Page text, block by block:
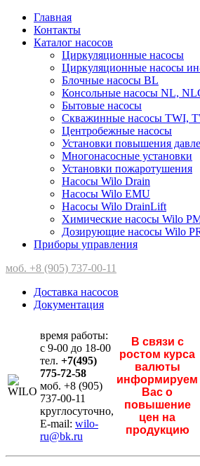
Главная
Контакты
Каталог насосов
Циркуляционные насосы
Циркуляционные насосы
Блочные насосы BL
Консольные насосы NL,
Бытовые насосы
Скважинные насосы TWI,
Центробежные насосы
Установки повышения
Многонасосные установки
Установки пожаротушения
Насосы Wilo Drain
Насосы Wilo EMU
Насосы Wilo DrainLift
Химические насосы Wilo
Дозирующие насосы Wilo
Приборы управления
моб. +8 (905) 737-00-11
Доставка насосов
Документация
время работы:
с 9-00 до 18-00
тел. +7(495)
775-72-58
моб. +8 (905)
737-00-11
круглосуточно,
E-mail: wilo-
ru@bk.ru
В связи с
ростом курса
валюты
информируем
Вас о
повышение
цен на
продукцию